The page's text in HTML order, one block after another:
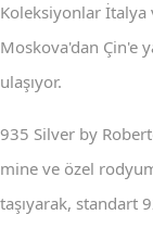
Koleksiyonlar İtalya
Moskova'dan Çin'e
ulaşıyor.
935 Silver by
mine ve özel
taşıyarak, standart